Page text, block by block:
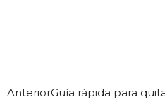
AnteriorGuía rápida para